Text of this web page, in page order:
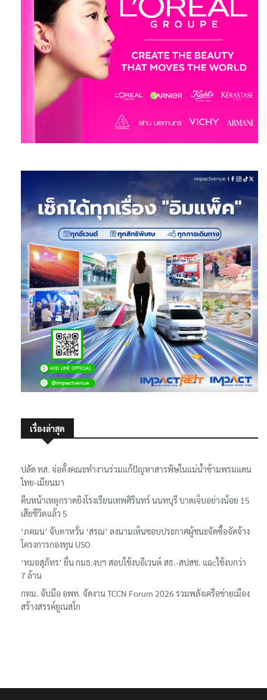
เรื่องล่าสุด
ปลัด ทส. จ่อตั้งคณะทำงานร่วมแก้ปัญหาสารพิษในแม่น้ำข้ามพรมแดน
ไทย-เมียนมา
คืบหน้าเหตุกราดยิงโรงเรียนเทพศิรินทร์ นนทบุรี บาดเจ็บอย่างน้อย 15
เสียชีวิตแล้ว 5
‘ภคมน’ จับตาหวั่น ‘สรณ’ ลงนามเห็นชอบประกาศผู้ชนะจัดซื้อจัดจ้าง
โครงการกองทุน USO
‘หมอสุภัทร’ ยื่น กมธ.งบฯ สอบใช้งบอีเวนต์ สธ.-สปสช. แฉcใช้งบกว่า
7 ล้าน
กทม. จับมือ อพท. จัดงาน TCCN Forum 2026 รวมพลังเครือข่ายเมือง
สร้างสรรค์ยูเนสโก